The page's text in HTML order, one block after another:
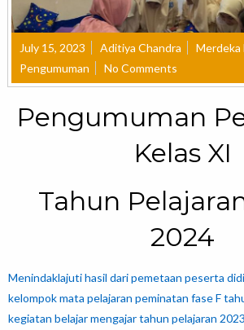
July 15, 2023 Aditiya Chandra Merdeka
Pengumuman
No Comments
Pengumuman
Kelas XI
Tahun
2024
Menindaklajuti hasil dari pemetaan peserta
kelompok mata pelajaran peminatan fase F
kegiatan belajar mengajar tahun pelajaran